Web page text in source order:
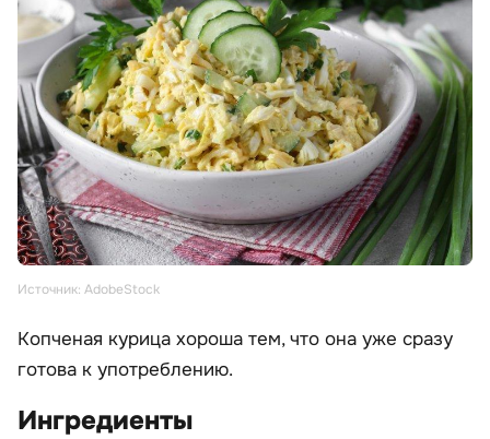
Источник: AdobeStock
Копченая курица хороша тем, что она уже сразу
готова к употреблению.
Ингредиенты